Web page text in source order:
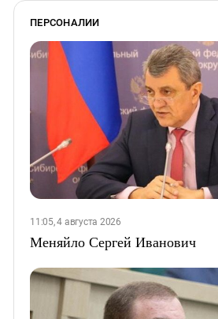
ПЕРСОНАЛИИ
11:05, 4 августа 2026
Меняйло Сергей Иванович